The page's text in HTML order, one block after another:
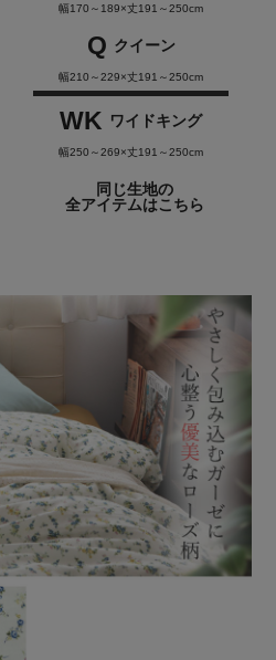
幅170～189×丈191～250cm
Q クイーン
幅210～229×丈191～250cm
WK ワイドキング
幅250～269×丈191～250cm
同じ生地の
全アイテムはこちら